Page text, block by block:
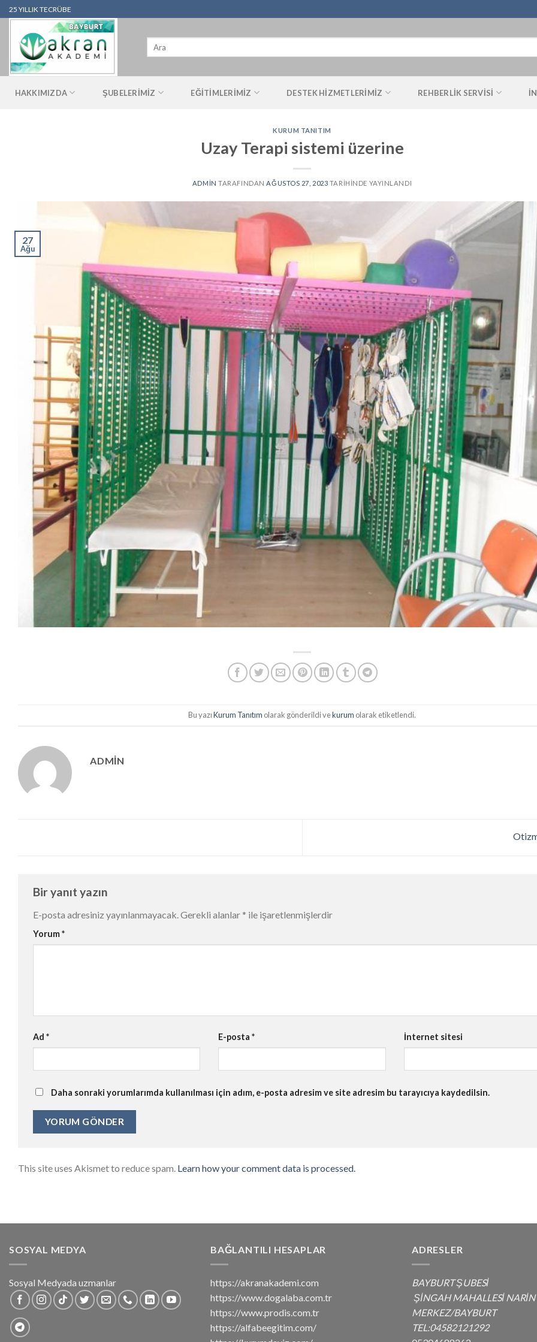
İçeriğe
atla
25 YILLIK TECRÜBE
HAKKIMIZDA ŞUBELERIMIZ EĞITIMLERIMIZ DESTEK HIZMETLERIMIZ REHBERLIK SERVISI
KURUM TANITIM
Uzay Terapi sistemi üzerine
ADMIN TARAFINDAN AĞUSTOS 27, 2023 TARIHINDE YAYINLANDI
27
Ağu
Bu yazıKurum Tanıtım olarak gönderildi vekurum olarak etiketlendi.
ADMIN
Bir yanıt yazın
E-posta adresiniz yayınlanmayacak. Gerekli alanlar * ile işaretlenmişlerdir
Yorum*
Ad * E-posta* İnternet sitesi
Daha sonraki yorumlarımda kullanılması için adım, e-posta adresim ve site adresim bu tarayıcıya kaydedilsin.
This site uses Akismet to reduce spam. Learn how your comment data is processed.
SOSYAL MEDYA
Sosyal Medyada uzmanlar
BAĞLANTILI HESAPLAR
https://akranakademi.com
https://www.dogalaba.com.tr
https://www.prodis.com.tr
https://alfabeegitim.com/
ADRESLER
BAYBURT ŞUBESİ
ŞİNGAH MAHALLESİ
MERKEZ/BAYBURT
TEL:04582121292